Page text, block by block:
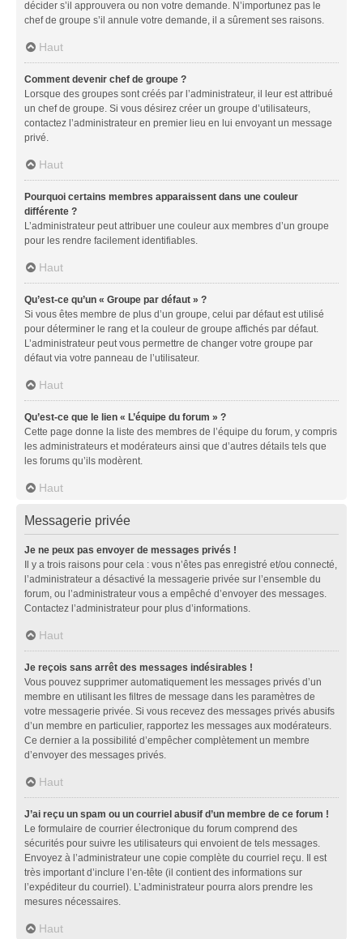
décider s’il approuvera ou non votre demande. N’importunez pas le
chef de groupe s’il annule votre demande, il a sûrement ses raisons.
Haut
Comment devenir chef de groupe ?
Lorsque des groupes sont créés par l’administrateur, il leur est attribué
un chef de groupe. Si vous désirez créer un groupe d’utilisateurs,
contactez l’administrateur en premier lieu en lui envoyant un message
privé.
Haut
Pourquoi certains membres apparaissent dans une couleur
différente ?
L’administrateur peut attribuer une couleur aux membres d’un groupe
pour les rendre facilement identifiables.
Haut
Qu’est-ce qu’un « Groupe par défaut » ?
Si vous êtes membre de plus d’un groupe, celui par défaut est utilisé
pour déterminer le rang et la couleur de groupe affichés par défaut.
L’administrateur peut vous permettre de changer votre groupe par
défaut via votre panneau de l’utilisateur.
Haut
Qu’est-ce que le lien « L’équipe du forum » ?
Cette page donne la liste des membres de l’équipe du forum, y compris
les administrateurs et modérateurs ainsi que d’autres détails tels que
les forums qu’ils modèrent.
Haut
Messagerie privée
Je ne peux pas envoyer de messages privés !
Il y a trois raisons pour cela : vous n’êtes pas enregistré et/ou connecté,
l’administrateur a désactivé la messagerie privée sur l’ensemble du
forum, ou l’administrateur vous a empêché d’envoyer des messages.
Contactez l’administrateur pour plus d’informations.
Haut
Je reçois sans arrêt des messages indésirables !
Vous pouvez supprimer automatiquement les messages privés d’un
membre en utilisant les filtres de message dans les paramètres de
votre messagerie privée. Si vous recevez des messages privés abusifs
d’un membre en particulier, rapportez les messages aux modérateurs.
Ce dernier a la possibilité d’empêcher complètement un membre
d’envoyer des messages privés.
Haut
J’ai reçu un spam ou un courriel abusif d’un membre de ce forum !
Le formulaire de courrier électronique du forum comprend des
sécurités pour suivre les utilisateurs qui envoient de tels messages.
Envoyez à l’administrateur une copie complète du courriel reçu. Il est
très important d’inclure l’en-tête (il contient des informations sur
l’expéditeur du courriel). L’administrateur pourra alors prendre les
mesures nécessaires.
Haut